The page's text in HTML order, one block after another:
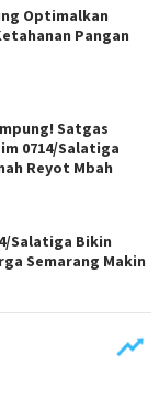
Optimalkan
Pangan
Satgas
0714/Salatiga
Reyot Mbah
Salatiga Bikin
Semarang Makin